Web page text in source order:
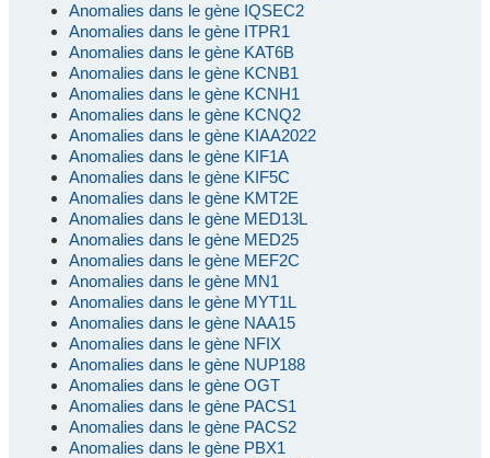
Anomalies dans le gène IQSEC2
Anomalies dans le gène ITPR1
Anomalies dans le gène KAT6B
Anomalies dans le gène KCNB1
Anomalies dans le gène KCNH1
Anomalies dans le gène KCNQ2
Anomalies dans le gène KIAA2022
Anomalies dans le gène KIF1A
Anomalies dans le gène KIF5C
Anomalies dans le gène KMT2E
Anomalies dans le gène MED13L
Anomalies dans le gène MED25
Anomalies dans le gène MEF2C
Anomalies dans le gène MN1
Anomalies dans le gène MYT1L
Anomalies dans le gène NAA15
Anomalies dans le gène NFIX
Anomalies dans le gène NUP188
Anomalies dans le gène OGT
Anomalies dans le gène PACS1
Anomalies dans le gène PACS2
Anomalies dans le gène PBX1